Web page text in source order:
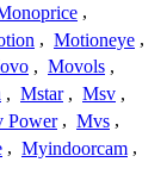
,
, Motioneye ,
, Movols ,
, Mstar , Msv ,
Power , Mvs ,
, Myindoorcam ,